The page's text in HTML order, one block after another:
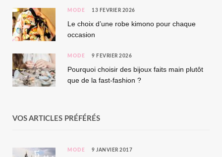
MODE 13 FÉVRIER 2026
Le choix d’une robe kimono pour chaque
occasion
MODE 9 FÉVRIER 2026
Pourquoi choisir des bijoux faits main plutôt
que de la fast-fashion ?
VOS ARTICLES PRÉFÉRÉS
MODE 9 JANVIER 2017